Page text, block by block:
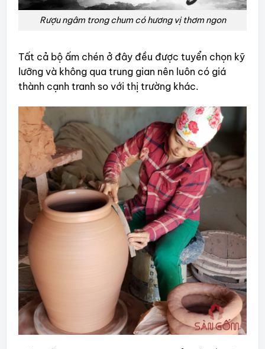
Rượu ngâm trong chum có hương vị thơm ngon
Tất cả bộ ấm chén ở đây đều được tuyển chọn kỹ
lưỡng và không qua trung gian nên luôn có giá
thành cạnh tranh so với thị trường khác.